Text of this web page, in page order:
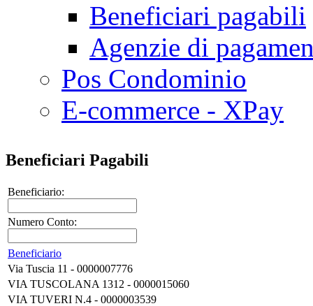
Beneficiari pagabili
Agenzie di
Pos Condominio
E-commerce - XPay
Beneficiari Pagabili
Beneficiario:
Numero Conto:
Beneficiario
Via Tuscia 11 - 0000007776
VIA TUSCOLANA 1312 - 0000015060
VIA TUVERI N.4 - 0000003539